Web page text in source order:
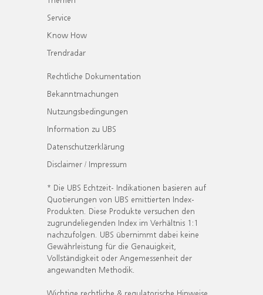
Service
Know How
Trendradar
Rechtliche Dokumentation
Bekanntmachungen
Nutzungsbedingungen
Information zu UBS
Datenschutzerklärung
Disclaimer / Impressum
* Die UBS Echtzeit- Indikationen basieren auf
Quotierungen von UBS emittierten Index-
Produkten. Diese Produkte versuchen den
zugrundeliegenden Index im Verhältnis 1:1
nachzufolgen. UBS übernimmt dabei keine
Gewährleistung für die Genauigkeit,
Vollständigkeit oder Angemessenheit der
angewandten Methodik.